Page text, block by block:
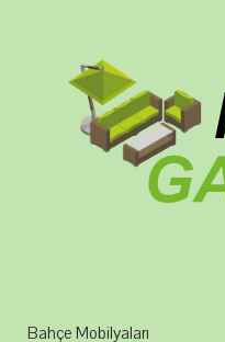
Bahçe Mobilyaları